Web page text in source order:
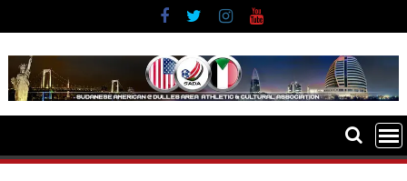
to
content